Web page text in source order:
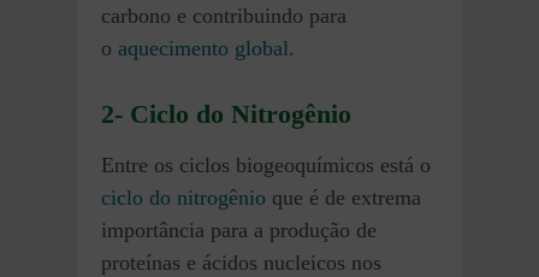
carbono e contribuindo para
o aquecimento global.
2- Ciclo do Nitrogênio
Entre os ciclos biogeoquímicos está o
ciclo do nitrogênio que é de extrema
importância para a produção de
proteínas e ácidos nucleicos nos